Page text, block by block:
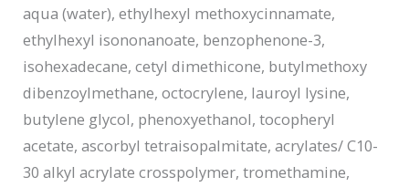
aqua (water), ethylhexyl methoxycinnamate,
ethylhexyl isononanoate, benzophenone-3,
isohexadecane, cetyl dimethicone, butylmethoxy
dibenzoylmethane, octocrylene, lauroyl lysine,
butylene glycol, phenoxyethanol, tocopheryl
acetate, ascorbyl tetraisopalmitate, acrylates/ C10-
30 alkyl acrylate crosspolymer, tromethamine,